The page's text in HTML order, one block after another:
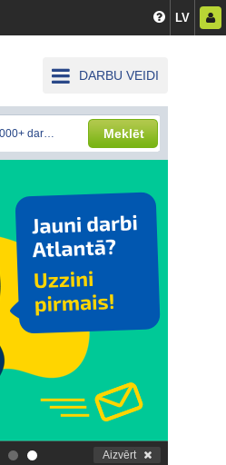
LV
DARBU VEIDI
Meklēt
. Aizvērt